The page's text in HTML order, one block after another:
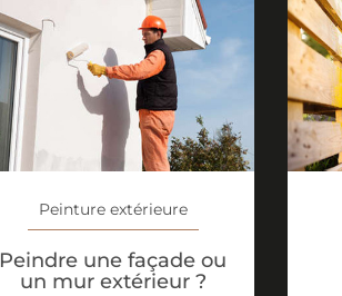
Peinture extérieure
Peindre une façade ou
un mur extérieur ?